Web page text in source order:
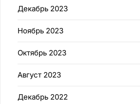
Декабрь 2023
Ноябрь 2023
Октябрь 2023
Август 2023
Декабрь 2022